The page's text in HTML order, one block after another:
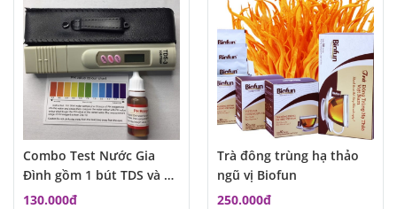
Combo Test Nước Gia
Đình gồm 1 bút TDS và 1
lọ dung dịch đo PH
130.000đ
Trà đông trùng hạ thảo
ngũ vị Biofun
250.000đ